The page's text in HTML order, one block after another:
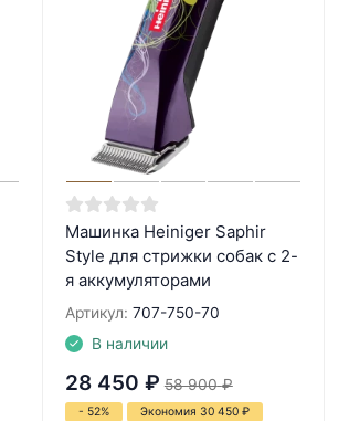
Машинка Heiniger Saphir
Style для стрижки собак с 2-
я аккумуляторами
Артикул: 707-750-70
В наличии
28 450 ₽ 58 900 ₽
- 52% Экономия 30 450 ₽